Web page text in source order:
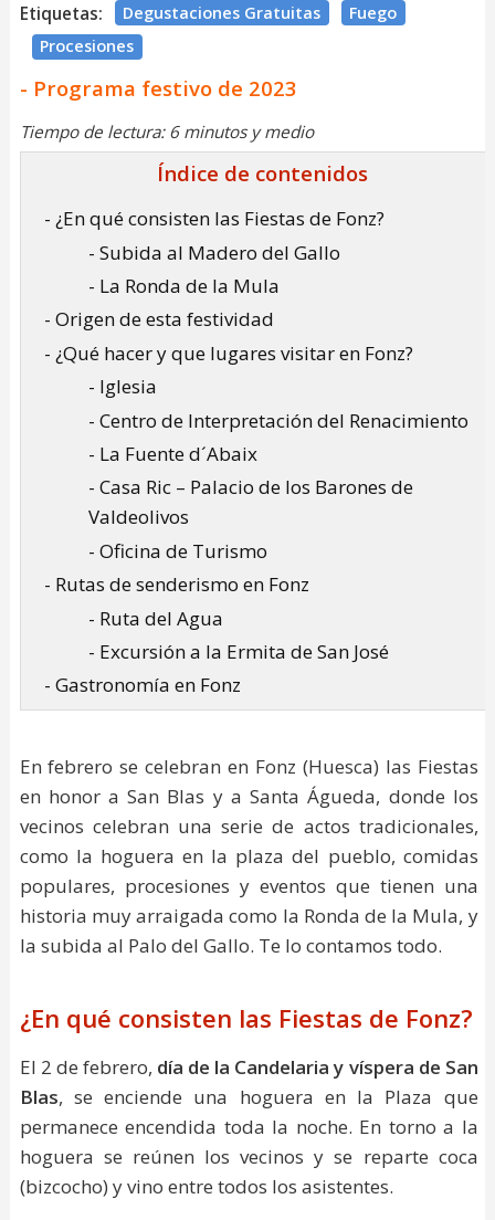
Etiquetas: Degustaciones Gratuitas
Fuego
Procesiones
- Programa festivo de 2023
Tiempo de lectura: 6 minutos y medio
Índice de contenidos
- ¿En qué consisten las Fiestas de Fonz?
- Subida al Madero del Gallo
- La Ronda de la Mula
- Origen de esta festividad
- ¿Qué hacer y que lugares visitar en Fonz?
- Iglesia
- Centro de Interpretación del Renacimiento
- La Fuente d´Abaix
- Casa Ric – Palacio de los Barones de
Valdeolivos
- Oficina de Turismo
- Rutas de senderismo en Fonz
- Ruta del Agua
- Excursión a la Ermita de San José
- Gastronomía en Fonz
En febrero se celebran en Fonz (Huesca) las Fiestas
en honor a San Blas y a Santa Águeda, donde los
vecinos celebran una serie de actos tradicionales,
como la hoguera en la plaza del pueblo, comidas
populares, procesiones y eventos que tienen una
historia muy arraigada como la Ronda de la Mula, y
la subida al Palo del Gallo. Te lo contamos todo.
¿En qué consisten las Fiestas de Fonz?
El 2 de febrero, día de la Candelaria y víspera de San
Blas, se enciende una hoguera en la Plaza que
permanece encendida toda la noche. En torno a la
hoguera se reúnen los vecinos y se reparte coca
(bizcocho) y vino entre todos los asistentes.